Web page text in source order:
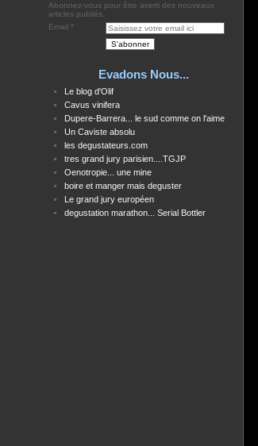
Abonnez-vous pour être averti des nouveaux
articles publiés.
Email
Evadons Nous...
Le blog d'Olif
Cavus vinifera
Dupere-Barrera... le sud comme on l'aime
Un Caviste absolu
les degustateurs.com
tres grand jury parisien....TGJP
Oenotropie... une mine
boire et manger mais deguster
Le grand jury européen
degustation marathon... Serial Bottler